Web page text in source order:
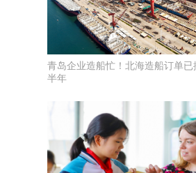
青岛企业造船忙！北海造船订单
半年